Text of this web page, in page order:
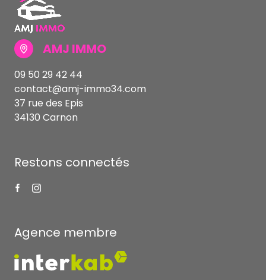
AMJ IMMO
09 50 29 42 44
contact@amj-immo34.com
37 rue des Epis
34130 Carnon
Restons connectés
Agence membre